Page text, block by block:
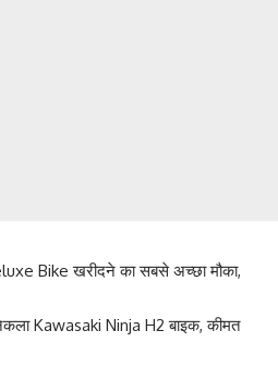
Bike खरीदने का सबसे अच्छा मौका,
Kawasaki Ninja H2 बाइक, कीमत